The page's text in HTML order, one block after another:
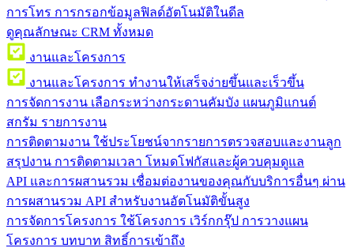
การโทร การกรอกข้อมูลฟิลด์อัตโนมัติในดีล
ดูคุณลักษณะ CRM ทั้งหมด
งานและโครงการ
งานและโครงการ ทำงานให้เสร็จง่ายขึ้นและเร็วขึ้น
การจัดการงาน เลือกระหว่างกระดานคัมบัง แผนภูมิแกนต์
สกรัม รายการงาน
การติดตามงาน ใช้ประโยชน์จากรายการตรวจสอบและงานลูก
สรุปงาน การติดตามเวลา โหมดโฟกัสและผู้ควบคุมดูแล
API และการผสานรวม เชื่อมต่องานของคุณกับบริการอื่นๆ ผ่าน
การผสานรวม API สำหรับงานอัตโนมัติขั้นสูง
การจัดการโครงการ ใช้โครงการ เวิร์กกรุ๊ป การวางแผน
โครงการ บทบาท สิทธิ์การเข้าถึง